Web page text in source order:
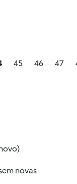
Página
45 Página
46 47
novas